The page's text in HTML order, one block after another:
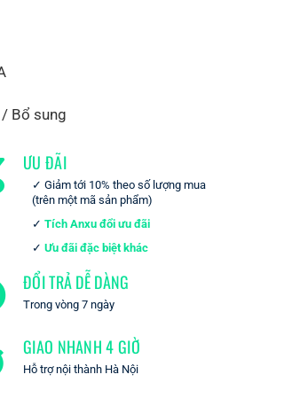
Bổ sung
ƯU ĐÃI
Giảm tới 10% theo số lượng mua
(trên một mã sản phẩm)
Tích Anxu đổi ưu đãi
Ưu đãi đặc biệt khác
ĐỔI TRẢ DỄ DÀNG
Trong vòng 7 ngày
GIAO NHANH 4 GIỜ
Hỗ trợ nội thành Hà Nội